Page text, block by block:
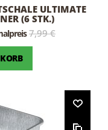
ULTIMATE
(6 STK.)
7,99 €